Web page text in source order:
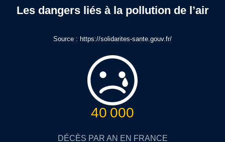
Les dangers liés à la pollution de l’air
Source : https://solidarites-sante.gouv.fr/
40 000
DÉCÈS PAR AN EN FRANCE